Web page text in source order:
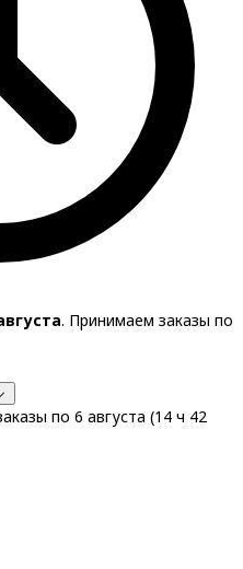
. Принимаем заказы по
по 6 августа (14 ч 42